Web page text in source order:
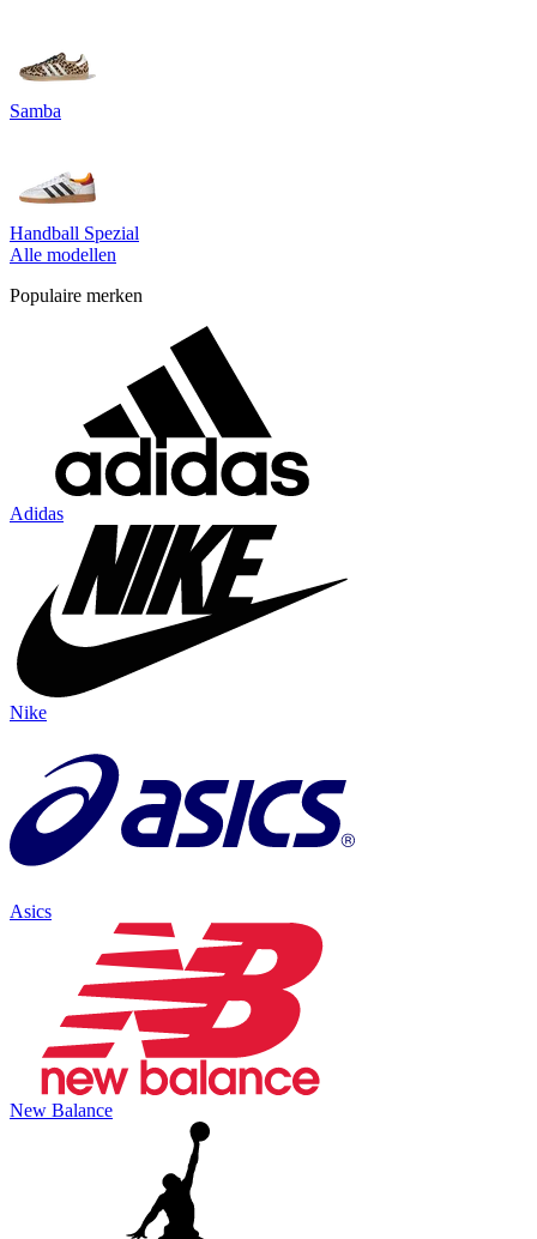
Samba
Handball Spezial
Alle modellen
Populaire merken
Adidas
Nike
Asics
New Balance